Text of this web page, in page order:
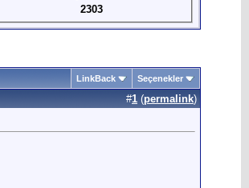
2303
LinkBack Seçenekler
#1 (permalink)